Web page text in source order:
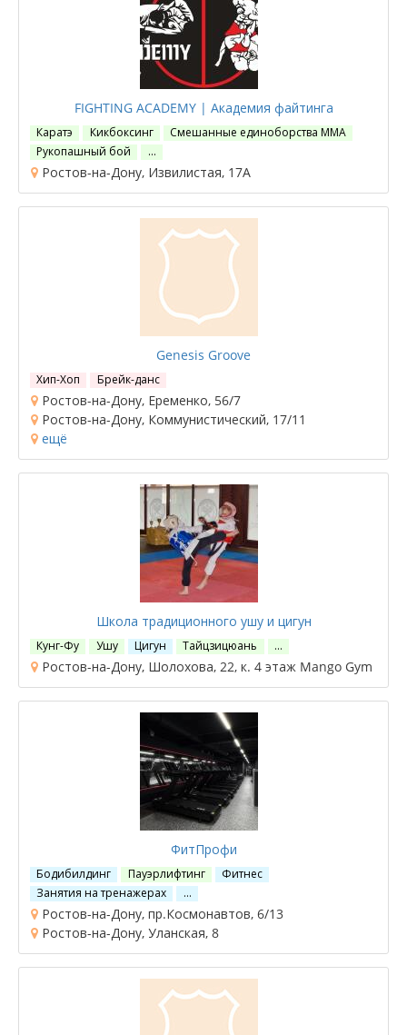
FIGHTING ACADEMY | Академия файтинга
Каратэ Кикбоксинг
Смешанные единоборства ММА
Рукопашный бой
…
Ростов-на-Дону, Извилистая, 17А
Genesis Groove
Хип-Хоп Брейк-данс
Ростов-на-Дону, Еременко, 56/7
Ростов-на-Дону, Коммунистический, 17/11
ещё
Школа традиционного ушу и цигун
Кунг-Фу Ушу Цигун Тайцзицюань …
Ростов-на-Дону, Шолохова, 22, к. 4 этаж Mango Gym
ФитПрофи
Бодибилдинг Пауэрлифтинг
Фитнес
Занятия на тренажерах
…
Ростов-на-Дону, пр.Космонавтов, 6/13
Ростов-на-Дону, Уланская, 8